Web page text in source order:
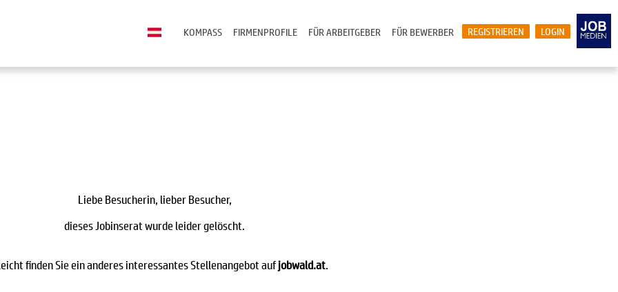
LOGIN
REGISTRIEREN
FÜR BEWERBER
FÜR ARBEITGEBER
FIRMENPROFILE
KOMPASS
Liebe Besucherin, lieber Besucher,
dieses Jobinserat wurde leider gelöscht.
finden Sie ein anderes interessantes Stellenangebot aufjobwald.at